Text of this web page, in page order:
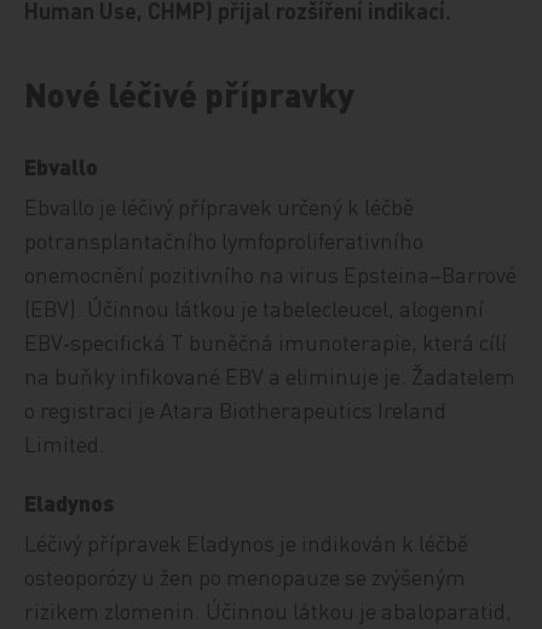
Human Use, CHMP) přijal rozšíření indikací.
Nové léčivé přípravky
Ebvallo
Ebvallo je léčivý přípravek určený k léčbě
potransplantačního lymfoproliferativního
onemocnění pozitivního na virus Epsteina–Barrové
(EBV). Účinnou látkou je tabelecleucel, alogenní
EBV‑specifická T buněčná imunoterapie, která cílí
na buňky infikované EBV a eliminuje je. Žadatelem
o registraci je Atara Biotherapeutics Ireland
Limited.
Eladynos
Léčivý přípravek Eladynos je indikován k léčbě
osteoporózy u žen po menopauze se zvýšeným
rizikem zlomenin. Účinnou látkou je abaloparatid,